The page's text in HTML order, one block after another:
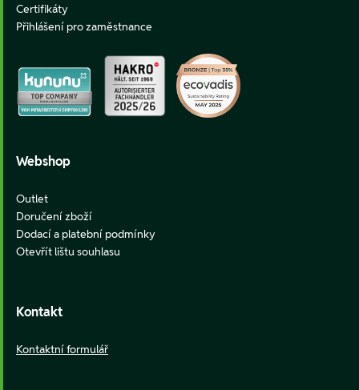
Certifikáty
Přihlášení pro zaměstnance
Webshop
Outlet
Doručení zboží
Dodací a platební podmínky
Otevřít lištu souhlasu
Kontakt
Kontaktní formulář